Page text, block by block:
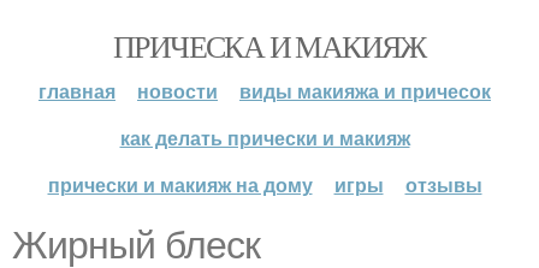
ПРИЧЕСКА И МАКИЯЖ
главная новости
виды макияжа и причесок
как делать прически и макияж
прически и макияж на дому
игры отзывы
Жирный блеск